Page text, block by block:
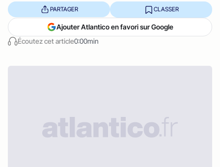
Écoutez cet article0:00min
PARTAGER CLASSER
Ajouter Atlantico en favori sur Google